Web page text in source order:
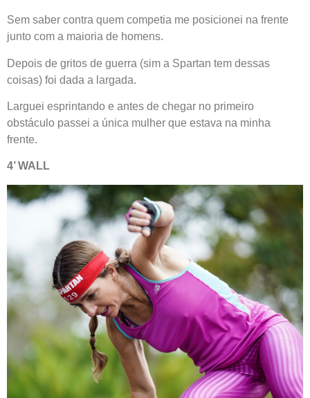
Sem saber contra quem competia me posicionei na frente
junto com a maioria de homens.
Depois de gritos de guerra (sim a Spartan tem dessas
coisas) foi dada a largada.
Larguei esprintando e antes de chegar no primeiro
obstáculo passei a única mulher que estava na minha
frente.
4’ WALL